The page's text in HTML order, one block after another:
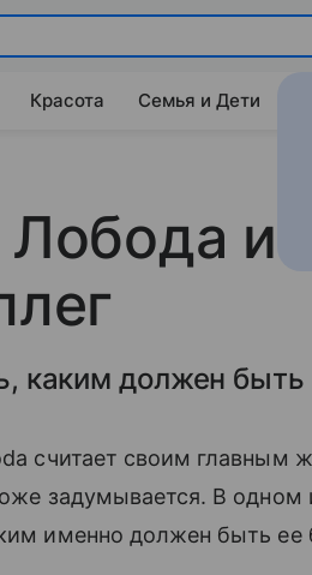
Красота Семья и Дети
Лобода
каким должен
считает своим главным
задумывается. В одном
именно должен быть